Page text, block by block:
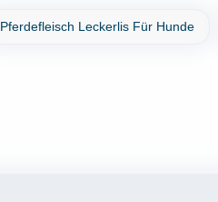
Pferdefleisch Leckerlis Für Hunde